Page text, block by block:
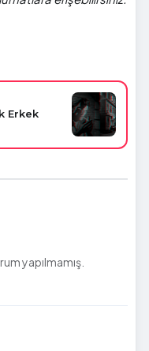
Erkek
yapılmamış.